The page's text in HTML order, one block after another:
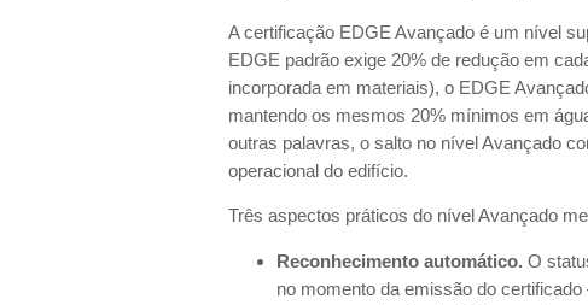
A certificação EDGE Avançado é um nível
EDGE padrão exige 20% de redução em
incorporada em materiais), o EDGE
mantendo os mesmos 20% mínimos em
outras palavras, o salto no nível Avançado
operacional do edifício.
Três aspectos práticos do nível Avançado
Reconhecimento automático. O
no momento da emissão do